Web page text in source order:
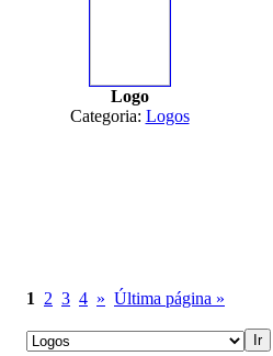
Logo
Categoria: Logos
1 2 3 4 » Última página »